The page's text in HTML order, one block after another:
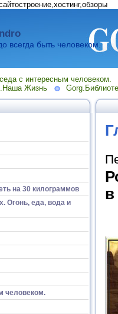
всегда быть человеком.
с интересным человеком.
Жизнь
на 30 килограммов
Огонь, еда, вода и
человеком.
в